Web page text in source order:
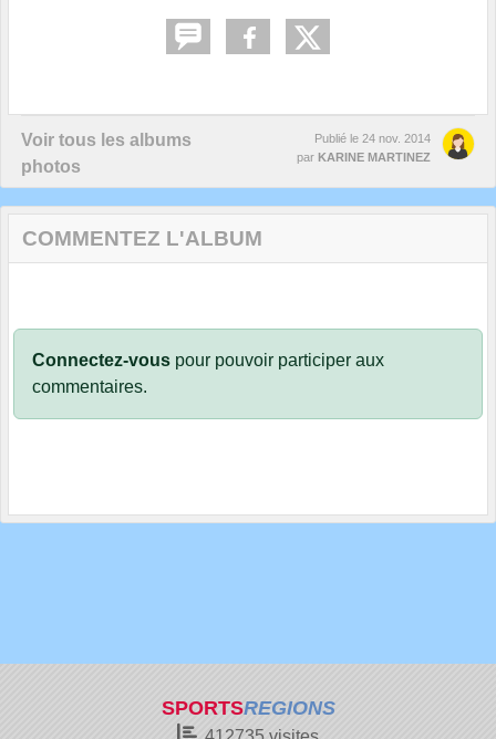
Voir tous les albums
photos
Publié le 24 nov. 2014
par KARINE MARTINEZ
COMMENTEZ L'ALBUM
Connectez-vous pour pouvoir participer aux
commentaires.
SPORTSREGIONS